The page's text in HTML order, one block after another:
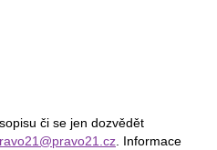
či se jen dozvědět
. Informace